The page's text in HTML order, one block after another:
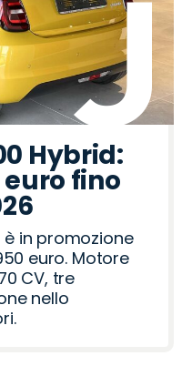
Hybrid:
euro fino
è in promozione
euro. Motore
CV, tre
nello